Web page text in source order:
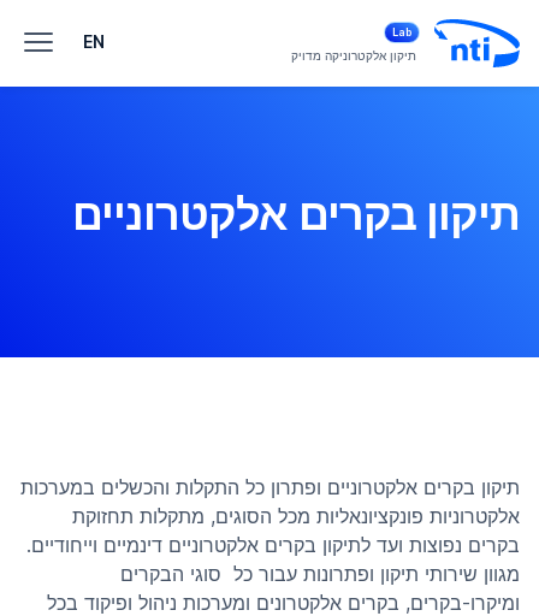
Lab
תיקון אלקטרוניקה מדויק
EN
תיקון בקרים אלקטרוניים
תיקון בקרים אלקטרוניים ופתרון כל התקלות והכשלים במערכות
אלקטרוניות פונקציונאליות מכל הסוגים, מתקלות תחזוקת
בקרים נפוצות ועד לתיקון בקרים אלקטרוניים דינמיים וייחודיים.
מגוון שירותי תיקון ופתרונות עבור כל סוגי הבקרים
ומיקרו-בקרים, בקרים אלקטרונים ומערכות ניהול ופיקוד בכל